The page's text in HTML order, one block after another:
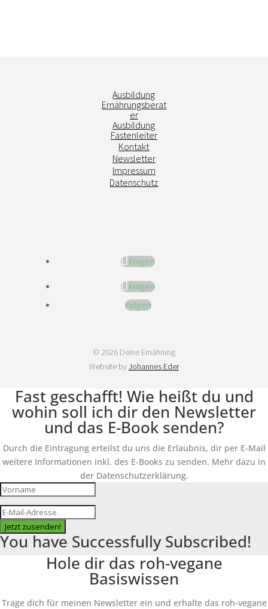
Ausbildung
Ernährungsberat
er
Ausbildung
Fastenleiter
Kontakt
Newsletter
Impressum
Datenschutz
Folgen
Folgen
Folgen
© 2026 Deine Ernährung
Website byJohannes Eder
Fast geschafft! Wie heißt du und
wohin soll ich dir den Newsletter
und das E-Book senden?
Durch die Eintragung erteilst du uns die Erlaubnis, dir per E-Mail
weitere Informationen inkl. des E-Books zu senden. Mehr dazu in
der Datenschutzerklärung.
Jetzt zusenden!
You have Successfully Subscribed!
Hole dir das roh-vegane
Basiswissen
Trage dich für meinen Newsletter ein und erhalte das roh-vegane